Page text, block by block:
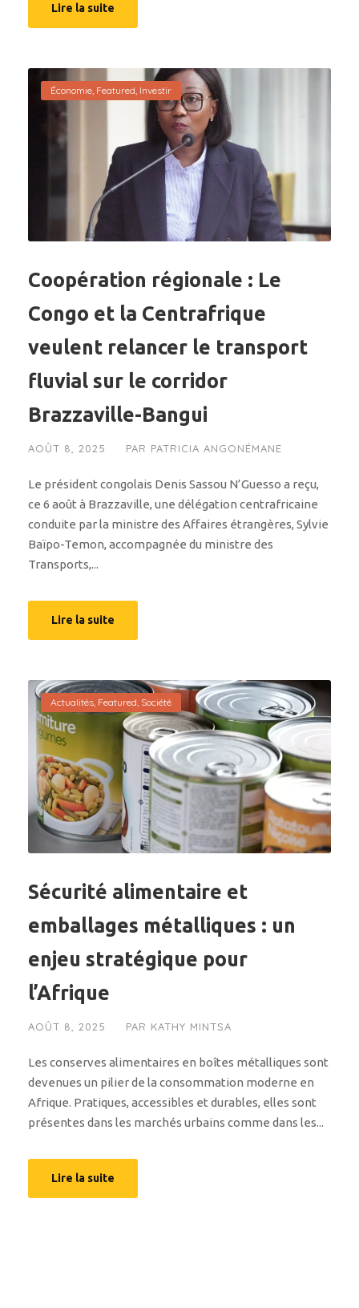
Lire la suite
Économie, Featured, Investir
Coopération régionale : Le
Congo et la Centrafrique
veulent relancer le transport
fluvial sur le corridor
Brazzaville-Bangui
AOÛT 8, 2025 PAR PATRICIA ANGONÉMANE
Le président congolais Denis Sassou N’Guesso a reçu,
ce 6 août à Brazzaville, une délégation centrafricaine
conduite par la ministre des Affaires étrangères, Sylvie
Baïpo-Temon, accompagnée du ministre des
Transports,...
Lire la suite
Actualités, Featured, Société
Sécurité alimentaire et
emballages métalliques : un
enjeu stratégique pour
l’Afrique
AOÛT 8, 2025 PAR KATHY MINTSA
Les conserves alimentaires en boîtes métalliques sont
devenues un pilier de la consommation moderne en
Afrique. Pratiques, accessibles et durables, elles sont
présentes dans les marchés urbains comme dans les...
Lire la suite